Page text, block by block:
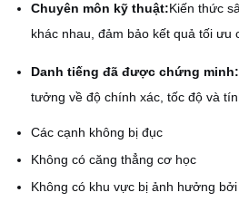
Chuyên môn kỹ thuật:Kiến thức
khác nhau, đảm bảo kết quả tối ưu
Danh tiếng đã được chứng minh:
tưởng về độ chính xác, tốc độ và
Các cạnh không bị đục
Không có căng thẳng cơ học
Không có khu vực bị ảnh hưởng